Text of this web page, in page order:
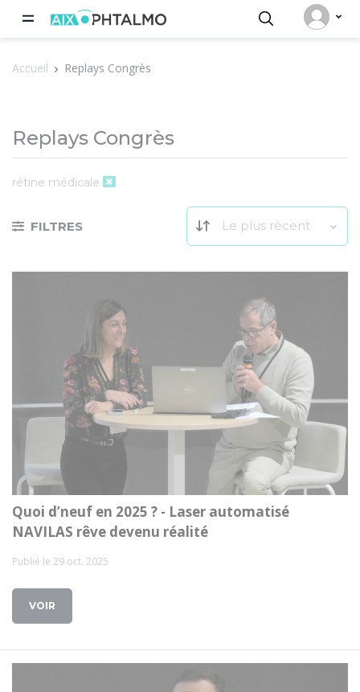
Accueil Replays Congrès
Replays Congrès
rétine médicale
FILTRES Le plus récent
Quoi d’neuf en 2025 ? - Laser automatisé
NAVILAS rêve devenu réalité
Publié le 29 oct. 2025
VOIR
Panneau de gestion des cookies